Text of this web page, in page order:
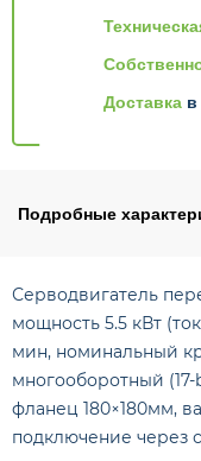
Доставка
Подробные
Серводвигатель
мощность 5.5 кВт
мин, номинальный
многооборотный
фланец 180×180мм,
подключение через